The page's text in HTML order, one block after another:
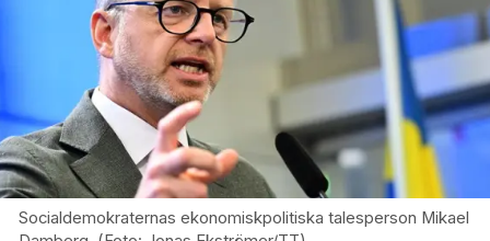
Socialdemokraternas ekonomiskpolitiska talesperson Mikael